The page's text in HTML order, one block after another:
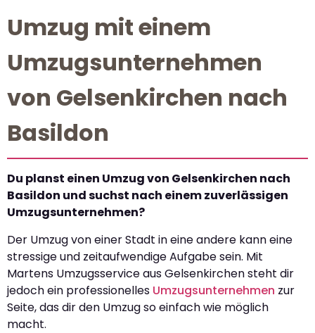
Umzug mit einem
Umzugsunternehmen
von Gelsenkirchen nach
Basildon
Du planst einen Umzug von Gelsenkirchen nach
Basildon und suchst nach einem zuverlässigen
Umzugsunternehmen?
Der Umzug von einer Stadt in eine andere kann eine
stressige und zeitaufwendige Aufgabe sein. Mit
Martens Umzugsservice aus Gelsenkirchen steht dir
jedoch ein professionelles Umzugsunternehmen zur
Seite, das dir den Umzug so einfach wie möglich
macht.